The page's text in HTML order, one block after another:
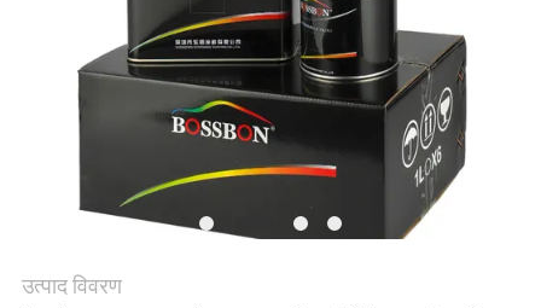
साइटमैप
PRIVACY
POLICY
उत्पाद विवरण